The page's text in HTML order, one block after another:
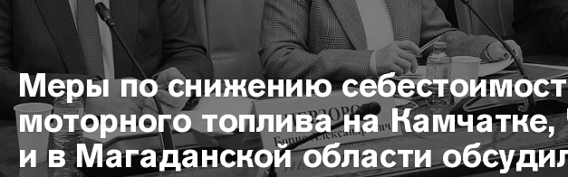
Меры по снижению
моторного топлива на Камчатке,
и в Магаданской области